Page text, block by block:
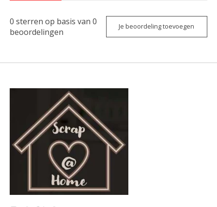
0 sterren op basis van 0
beoordelingen
Je beoordeling toevoegen